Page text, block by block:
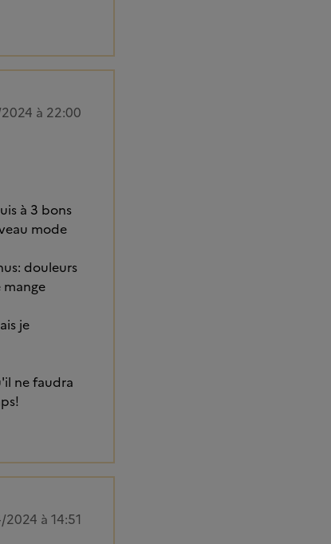
à 22:00
à 3 bons
mode
douleurs
je
ne faudra
à 14:51